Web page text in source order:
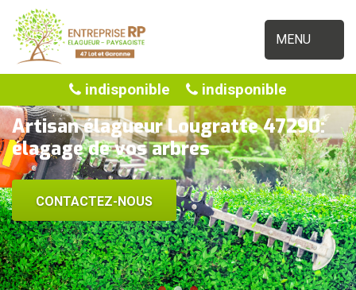
MENU
indisponible indisponible
Artisan élagueur Lougratte 47290:
élagage de vos arbres
CONTACTEZ-NOUS